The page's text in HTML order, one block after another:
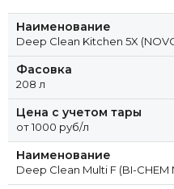
Наименование
Deep Clean Kitchen 5X
Фасовка
208 л
Цена с учетом тары
от 1000 руб/л
Наименование
Deep Clean Multi F (BI-CHEM